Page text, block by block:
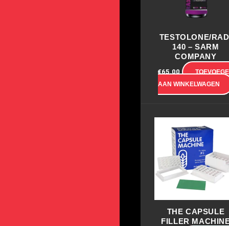
TESTOLONE/
140 – SARM
COMPANY
€65.00
AAN WINKELWAGEN
THE CAPSULE
FILLER